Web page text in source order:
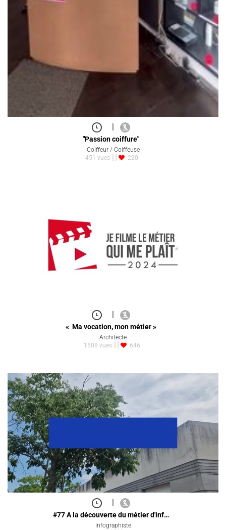
|
"Passion coiffure"
Coiffeur / Coiffeuse
451 vues
220
« Ma vocation, mon métier »
Architecte
1608 vues
646
|
#77 A la découverte du métier d'inf…
Infographiste